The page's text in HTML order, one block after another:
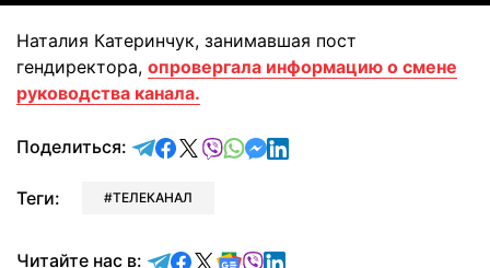
Наталия Катеринчук, занимавшая пост
гендиректора, опровергала информацию о смене
руководства канала.
Поделиться: отправить в Telegram
поделиться в Facebook
поделиться в X
отправить в Viber
отправить в Whatsapp
отправить в Messenger
отправить в LinkedIn
Теги: ТЕЛЕКАНАЛ
Читайте нас в: Читайте в Telegram
Читайте в Facebook
Читайте в X
Читайте в Google news
Читайте в Viber
Читайте в LinkedIn